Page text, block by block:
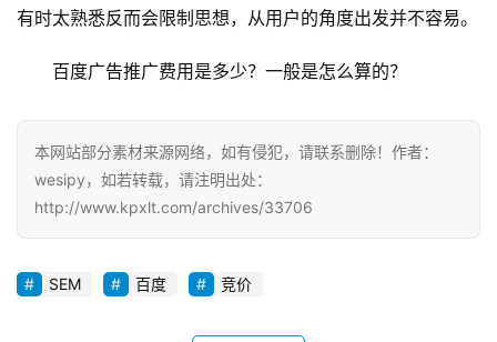
有时太熟悉反而会限制思想，从用户的角度出发并不容易。
百度广告推广费用是多少？一般是怎么算的？
本网站部分素材来源网络，如有侵犯，请联系删除！作者：
wesipy，如若转载，请注明出处：
http://www.kpxlt.com/archives/33706
SEM 百度 竞价